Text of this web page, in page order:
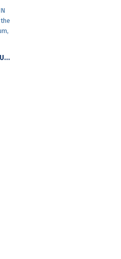
CZESLAW MILOSZ IN BUCHAREST. PAPERS OF THE INTERNATIONAL COLLOQUIUM, OCTOBER 7-8, 2011